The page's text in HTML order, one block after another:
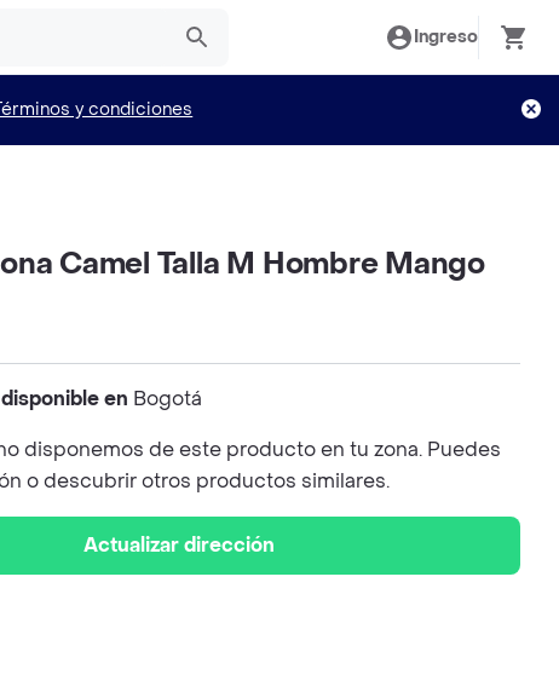
Ingreso
y condiciones
Camel Talla M Hombre Mango
en Bogotá
disponemos de este producto en tu zona. Puedes
o descubrir otros productos similares.
Actualizar dirección